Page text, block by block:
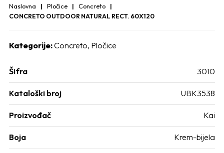
Naslovna Pločice
Concreto
CONCRETO OUTDOOR NATURAL RECT. 60X120
Kategorije:Concreto, Pločice
Šifra 3010
Kataloški broj UBK3538
Proizvođač Kai
Boja Krem-bijela